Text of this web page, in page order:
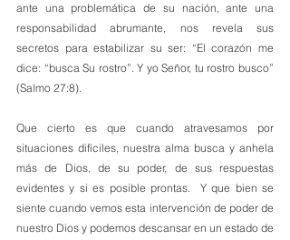
ante una problemática de su nación, ante una
responsabilidad abrumante, nos revela sus
secretos para estabilizar su ser: “El corazón me
dice: “busca Su rostro”. Y yo Señor, tu rostro busco”
(Salmo 27:8).
Que cierto es que cuando atravesamos por
situaciones difíciles, nuestra alma busca y anhela
más de Dios, de su poder, de sus respuestas
evidentes y si es posible prontas.  Y que bien se
siente cuando vemos esta intervención de poder de
nuestro Dios y podemos descansar en un estado de